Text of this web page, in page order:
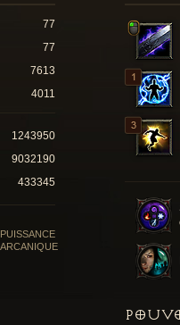
77
77
7613
4011
1243950
9032190
433345
PUISSANCE
ARCANIQUE